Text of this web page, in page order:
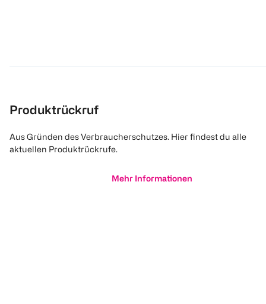
Produktrückruf
Aus Gründen des Verbraucherschutzes. Hier findest du alle
aktuellen Produktrückrufe.
Mehr Informationen